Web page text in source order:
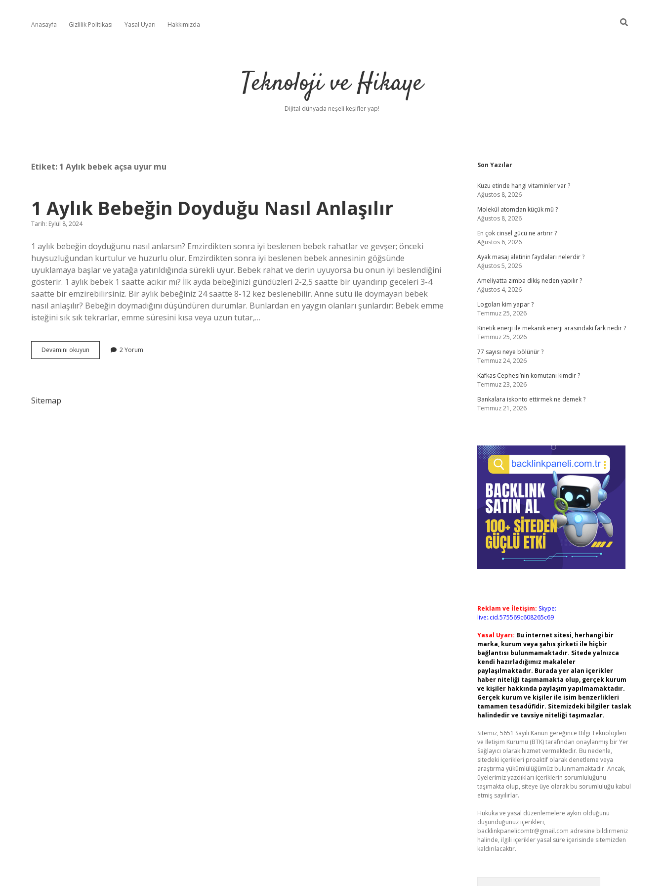
Anasayfa Gizlilik Politikası Yasal Uyarı Hakkımızda
Teknoloji ve Hikaye
Dijital dünyada neşeli keşifler yap!
Etiket: 1 Aylık bebek açsa uyur mu
1 Aylık Bebeğin Doyduğu Nasıl Anlaşılır
Tarih: Eylül 8, 2024
1 aylık bebeğin doyduğunu nasıl anlarsın? Emzirdikten sonra iyi beslenen bebek rahatlar ve gevşer; önceki
huysuzluğundan kurtulur ve huzurlu olur. Emzirdikten sonra iyi beslenen bebek annesinin göğsünde
uyuklamaya başlar ve yatağa yatırıldığında sürekli uyur. Bebek rahat ve derin uyuyorsa bu onun iyi beslendiğini
gösterir. 1 aylık bebek 1 saatte acıkır mı? İlk ayda bebeğinizi gündüzleri 2-2,5 saatte bir uyandırıp geceleri 3-4
saatte bir emzirebilirsiniz. Bir aylık bebeğiniz 24 saatte 8-12 kez beslenebilir. Anne sütü ile doymayan bebek
nasıl anlaşılır? Bebeğin doymadığını düşündüren durumlar. Bunlardan en yaygın olanları şunlardır: Bebek emme
isteğini sık sık tekrarlar, emme süresini kısa veya uzun tutar,…
Devamını okuyun
Aylık
2 Yorum
Sitemap
Sidebar
Son Yazılar
Kuzu etinde hangi vitaminler var ?
Ağustos 8, 2026
Molekül atomdan küçük mü ?
Ağustos 8, 2026
En çok cinsel gücü ne artırır ?
Ağustos 6, 2026
Ayak masaj aletinin faydaları nelerdir ?
Ağustos 5, 2026
Ameliyatta zımba dikiş neden yapılır ?
Ağustos 4, 2026
Logoları kim yapar ?
Temmuz 25, 2026
Kinetik enerji ile mekanik enerji arasındaki fark nedir ?
Temmuz 25, 2026
77 sayısı neye bölünür ?
Temmuz 24, 2026
Kafkas Cephesi’nin komutanı kimdir ?
Temmuz 23, 2026
Bankalara iskonto ettirmek ne demek ?
Temmuz 21, 2026
Reklam ve İletişim: Skype:
live:.cid.575569c608265c69
Yasal Uyarı: Bu internet sitesi, herhangi bir
marka, kurum veya şahıs şirketi ile hiçbir
bağlantısı bulunmamaktadır. Sitede yalnızca
kendi hazırladığımız makaleler
paylaşılmaktadır. Burada yer alan içerikler
haber niteliği taşımamakta olup, gerçek kurum
ve kişiler hakkında paylaşım yapılmamaktadır.
Gerçek kurum ve kişiler ile isim benzerlikleri
tamamen tesadüfidir. Sitemizdeki bilgiler taslak
halindedir ve tavsiye niteliği taşımazlar.
Sitemiz, 5651 Sayılı Kanun gereğince Bilgi Teknolojileri
ve İletişim Kurumu (BTK) tarafından onaylanmış bir Yer
Sağlayıcı olarak hizmet vermektedir. Bu nedenle,
sitedeki içerikleri proaktif olarak denetleme veya
araştırma yükümlülüğümüz bulunmamaktadır. Ancak,
üyelerimiz yazdıkları içeriklerin sorumluluğunu
taşımakta olup, siteye üye olarak bu sorumluluğu kabul
etmiş sayılırlar.
Hukuka ve yasal düzenlemelere aykırı olduğunu
düşündüğünüz içerikleri,
backlinkpanelicomtr@gmail.com adresine bildirmeniz
halinde, ilgili içerikler yasal süre içerisinde sitemizden
kaldırılacaktır.